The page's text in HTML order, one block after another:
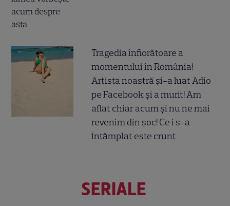
Tragedia înfiorătoare a
momentului în România!
Artista noastră și-a luat Adio
pe Facebook și a murit! Am
aflat chiar acum și nu ne mai
revenim din șoc! Ce i s-a
întâmplat este crunt
SERIALE